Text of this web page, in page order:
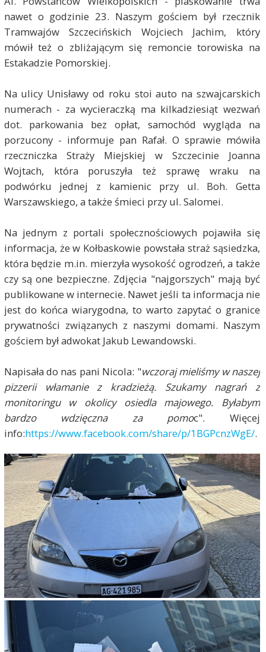
nawet o godzinie 23. Naszym gościem był rzecznik
Tramwajów Szczecińskich Wojciech Jachim, który
mówił też o zbliżającym się remoncie torowiska na
Estakadzie Pomorskiej.
Na ulicy Unisławy od roku stoi auto na szwajcarskich
numerach - za wycieraczką ma kilkadziesiąt wezwań
dot. parkowania bez opłat, samochód wygląda na
porzucony - informuje pan Rafał. O sprawie mówiła
rzeczniczka Straży Miejskiej w Szczecinie Joanna
Wojtach, która poruszyła też sprawę wraku na
podwórku jednej z kamienic przy ul. Boh. Getta
Warszawskiego, a także śmieci przy ul. Salomei.
Na jednym z portali społecznościowych pojawiła się
informacja, że w Kołbaskowie powstała straż sąsiedzka,
która będzie m.in. mierzyła wysokość ogrodzeń, a także
czy są one bezpieczne. Zdjęcia "najgorszych" mają być
publikowane w internecie. Nawet jeśli ta informacja nie
jest do końca wiarygodna, to warto zapytać o granice
prywatności związanych z naszymi domami. Naszym
gościem był adwokat Jakub Lewandowski.
Napisała do nas pani Nicola: "wczoraj mieliśmy w naszej
pizzerii włamanie z kradzieżą. Szukamy nagrań z
monitoringu w okolicy osiedla majowego. Byłabym
bardzo wdzięczna za pomoc". Więcej
info:https://www.facebook.com/share/p/1BGPcnzWgE/.